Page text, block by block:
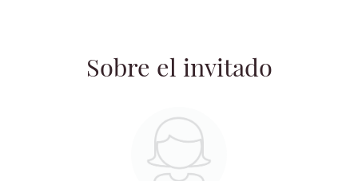
Sobre el invitado